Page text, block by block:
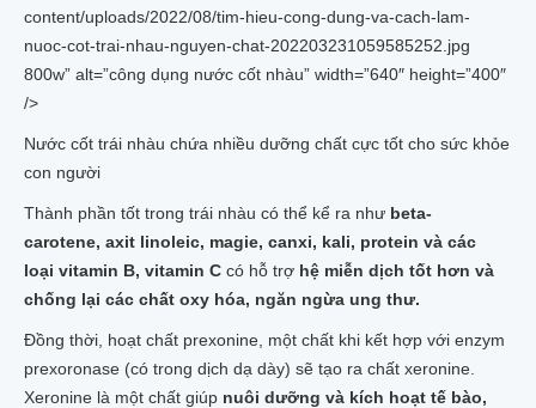
content/uploads/2022/08/tim-hieu-cong-dung-va-cach-lam-
nuoc-cot-trai-nhau-nguyen-chat-202203231059585252.jpg
800w” alt=”công dụng nước cốt nhàu” width=”640″ height=”400″
/>
Nước cốt trái nhàu chứa nhiều dưỡng chất cực tốt cho sức khỏe
con người
Thành phần tốt trong trái nhàu có thể kể ra như beta-
carotene, axit linoleic, magie, canxi, kali, protein và các
loại vitamin B, vitamin C có hỗ trợ hệ miễn dịch tốt hơn và
chống lại các chất oxy hóa, ngăn ngừa ung thư.
Đồng thời, hoạt chất prexonine, một chất khi kết hợp với enzym
prexoronase (có trong dịch dạ dày) sẽ tạo ra chất xeronine.
Xeronine là một chất giúp nuôi dưỡng và kích hoạt tế bào,